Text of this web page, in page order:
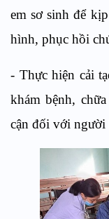
em sơ sinh để
hình, phục hồi
- Thực hiện cải
khám bệnh,
cận đối với người